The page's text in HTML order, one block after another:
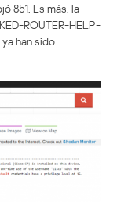
851. Es más, la
ROUTER-HELP-
han sido